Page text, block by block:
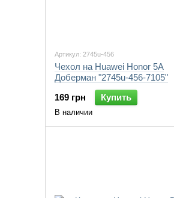
Артикул: 2745u-456
Чехол на Huawei Honor 5A
Доберман "2745u-456-7105"
169 грн
Купить
В наличии